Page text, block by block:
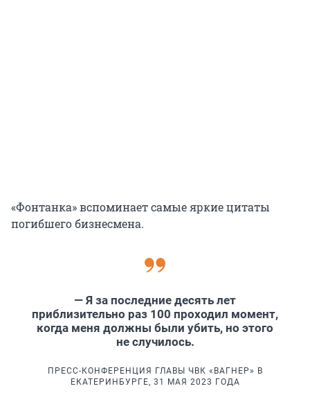
«Фонтанка» вспоминает самые яркие цитаты
погибшего бизнесмена.
— Я за последние десять лет
приблизительно раз 100 проходил момент,
когда меня должны были убить, но этого
не случилось.
ПРЕСС-КОНФЕРЕНЦИЯ ГЛАВЫ ЧВК «ВАГНЕР» В
ЕКАТЕРИНБУРГЕ, 31 МАЯ 2023 ГОДА